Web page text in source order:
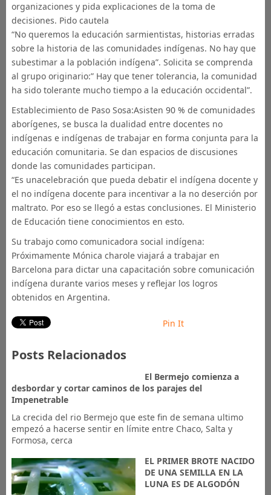
organizaciones y pida explicaciones de la toma de
decisiones. Pido cautela
“No queremos la educación sarmientistas, historias erradas
sobre la historia de las comunidades indígenas. No hay que
subestimar a la población indígena”. Solicita se comprenda
al grupo originario:” Hay que tener tolerancia, la comunidad
ha sido tolerante mucho tiempo a la educación occidental”.
Establecimiento de Paso Sosa:Asisten 90 % de comunidades
aborígenes, se busca la dualidad entre docentes no
indígenas e indígenas de trabajar en forma conjunta para la
educación comunitaria. Se dan espacios de discusiones
donde las comunidades participan.
“Es unacelebración que pueda debatir el indígena docente y
el no indígena docente para incentivar a la no deserción por
maltrato. Por eso se llegó a estas conclusiones. El Ministerio
de Educación tiene conocimientos en esto.
Su trabajo como comunicadora social indígena:
Próximamente Mónica charole viajará a trabajar en
Barcelona para dictar una capacitación sobre comunicación
indígena durante varios meses y reflejar los logros
obtenidos en Argentina.
Pin It
Posts Relacionados
El Bermejo comienza a
desbordar y cortar caminos de los parajes del
Impenetrable
La crecida del rio Bermejo que este fin de semana ultimo
empezó a hacerse sentir en límite entre Chaco, Salta y
Formosa, cerca
EL PRIMER BROTE NACIDO
DE UNA SEMILLA EN LA
LUNA ES DE ALGODÓN